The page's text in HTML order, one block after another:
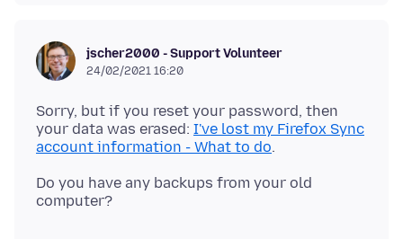
jscher2000 - Support Volunteer
24/02/2021 16:20
Sorry, but if you reset your password, then
your data was erased: I've lost my Firefox Sync
account information - What to do
Do you have any backups from your old